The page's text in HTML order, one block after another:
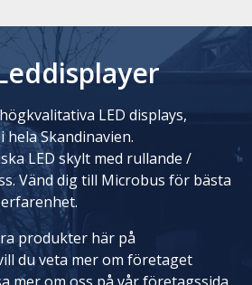
LED displays,
Skandinavien.
LED skylt med rullande /
Vänd dig till Microbus för bästa
produkter här på
du veta mer om företaget